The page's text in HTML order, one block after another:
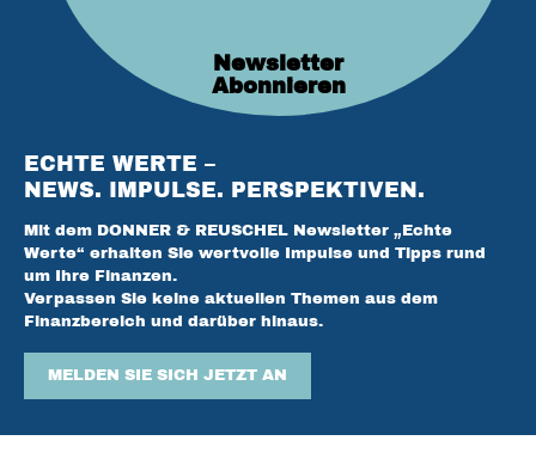
ECHTE WERTE –
NEWS. IMPULSE. PERSPEKTIVEN.
Mit dem DONNER & REUSCHEL Newsletter „Echte
Werte“ erhalten Sie wertvolle Impulse und Tipps rund
um Ihre Finanzen.
Verpassen Sie keine aktuellen Themen aus dem
Finanzbereich und darüber hinaus.
MELDEN SIE SICH JETZT AN
Newsletter
Abonnieren